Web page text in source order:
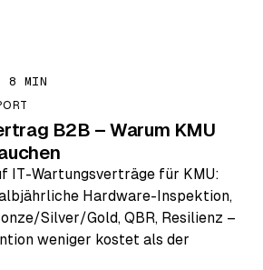
8 MIN
B2B – Warum KMU
IT-Wartungsverträge für KMU:
Hardware-Inspektion,
Silver/Gold, QBR, Resilienz –
weniger kostet als der